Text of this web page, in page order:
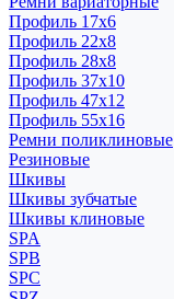
Профиль 17x6
Профиль 22x8
Профиль 28x8
Профиль 37x10
Профиль 47x12
Профиль 55x16
Ремни поликлиновые
Резиновые
Шкивы
Шкивы зубчатые
Шкивы клиновые
SPA
SPB
SPC